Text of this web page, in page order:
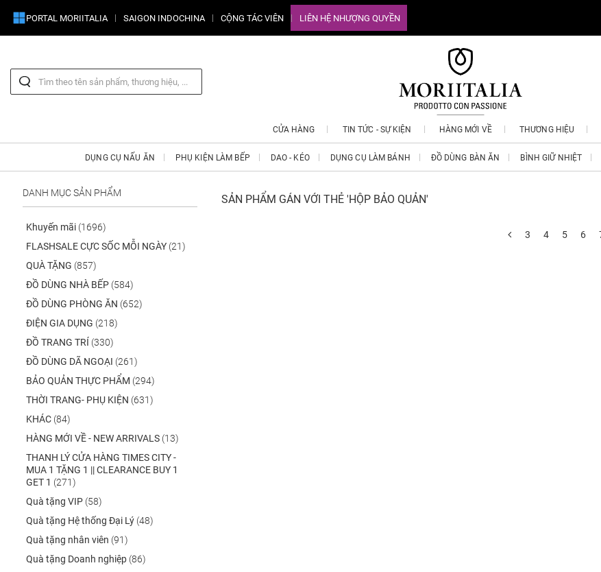
PORTAL MORIITALIA SAIGON INDOCHINA CỘNG TÁC VIÊN LIÊN HỆ NHƯỢNG QUYỀN
CỬA HÀNG TIN TỨC - SỰ KIỆN HÀNG MỚI VỀ THƯƠNG HIỆU
DỤNG CỤ NẤU ĂN PHỤ KIỆN LÀM BẾP DAO - KÉO DỤNG CỤ LÀM BÁNH ĐỒ DÙNG BÀN ĂN BÌNH GIỮ NHIỆT
DANH MỤC SẢN PHẨM
Khuyến mãi (1696)
FLASHSALE CỰC SỐC MỖI NGÀY (21)
QUÀ TẶNG (857)
ĐỒ DÙNG NHÀ BẾP (584)
ĐỒ DÙNG PHÒNG ĂN (652)
ĐIỆN GIA DỤNG (218)
ĐỒ TRANG TRÍ (330)
ĐỒ DÙNG DÃ NGOẠI (261)
BẢO QUẢN THỰC PHẨM (294)
THỜI TRANG- PHỤ KIỆN (631)
KHÁC (84)
HÀNG MỚI VỀ - NEW ARRIVALS (13)
THANH LÝ CỬA HÀNG TIMES CITY -
MUA 1 TẶNG 1 || CLEARANCE BUY 1
GET 1 (271)
Quà tặng VIP (58)
Quà tặng Hệ thống Đại Lý (48)
Quà tặng nhân viên (91)
Quà tặng Doanh nghiệp (86)
SẢN PHẨM GÁN VỚI THẺ 'HỘP BẢO QUẢN'
3 4 5 6